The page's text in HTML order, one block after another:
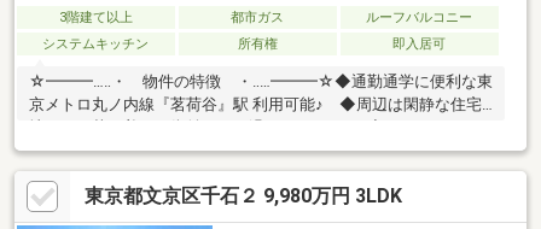
3階建て以上 都市ガス
ルーフバルコニー
システムキッチン
所有権 即入居可
☆━━━…‥・ 物件の特徴 ・‥…━━━☆◆通勤通学に便利な東
京メトロ丸ノ内線『茗荷谷』駅 利用可能♪ ◆周辺は閑静な住宅
地につき落ち着いた街並みでお過ごし頂けます♪◆スーパー、コ
ンビニ、公園等、生活環境良好♪◆同仕様モデルハウスのご案内
や建物プレゼンテーションも随時受付中♪是非、現地をご確認くだ
さい！♪物件の詳細はADCAST駒込支店迄【０１２０－９１７－１
９７】♪☆━━━…‥・ ━☆━ ・‥…━━━☆
東京都文京区千石２ 9,980万円 3LDK